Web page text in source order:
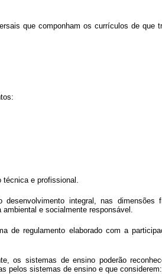
que componham os currículos de que
técnica e profissional.
integral, nas dimensões
e socialmente responsável.
de regulamento elaborado com a
os sistemas de ensino poderão
pelos sistemas de ensino e que considerem: